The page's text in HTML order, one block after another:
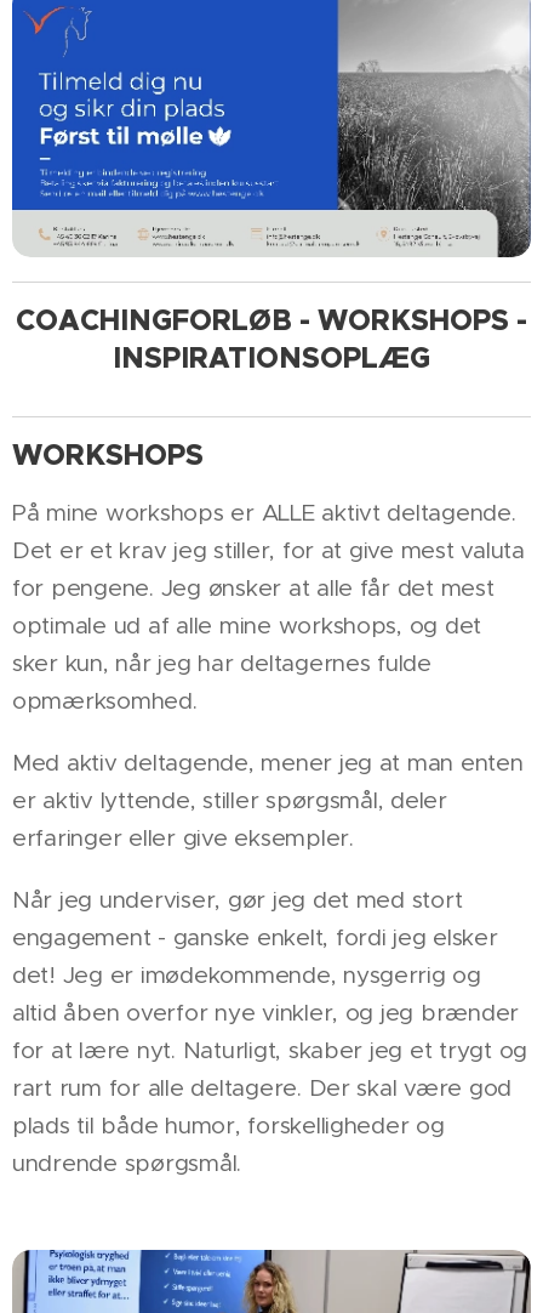
COACHINGFORLØB - WORKSHOPS -
INSPIRATIONSOPLÆG
WORKSHOPS
På mine workshops er ALLE aktivt deltagende.
Det er et krav jeg stiller, for at give mest valuta
for pengene. Jeg ønsker at alle får det mest
optimale ud af alle mine workshops, og det
sker kun, når jeg har deltagernes fulde
opmærksomhed.
Med aktiv deltagende, mener jeg at man enten
er aktiv lyttende, stiller spørgsmål, deler
erfaringer eller give eksempler.
Når jeg underviser, gør jeg det med stort
engagement - ganske enkelt, fordi jeg elsker
det! Jeg er imødekommende, nysgerrig og
altid åben overfor nye vinkler, og jeg brænder
for at lære nyt. Naturligt, skaber jeg et trygt og
rart rum for alle deltagere. Der skal være god
plads til både humor, forskelligheder og
undrende spørgsmål.